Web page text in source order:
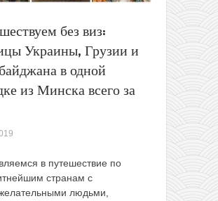
без виз:
Украины, Грузии и
в одной
из Минска всего за
в путешествие по
странам с
людьми,